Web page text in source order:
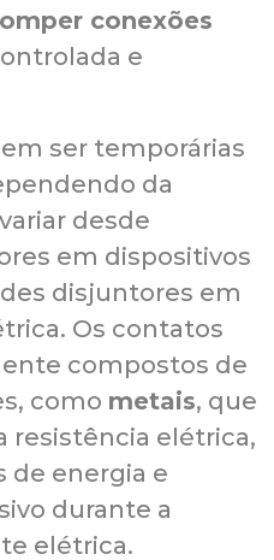
conexões
e
ser temporárias
da
desde
em dispositivos
disjuntores em
Os contatos
compostos de
como metais, que
resistência elétrica,
de energia e
durante a
elétrica.